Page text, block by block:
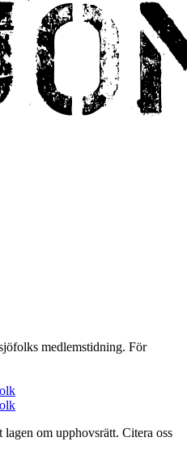
medlemstidning. För
om upphovsrätt. Citera oss